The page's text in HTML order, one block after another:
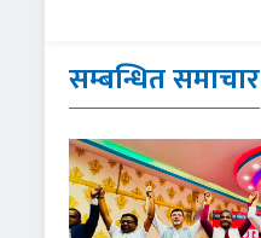
सम्बन्धित समाचार